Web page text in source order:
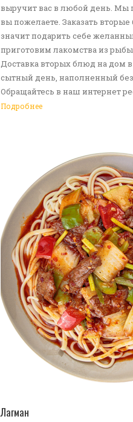
выручит вас в любой день. Мы
вы пожелаете. Заказать
значит подарить себе
приготовим лакомства из
Доставка вторых блюд на дом
сытный день, наполненный
Обращайтесь в наш интернет
в Алматы - ваш идеальный
Подробнее
Лагман